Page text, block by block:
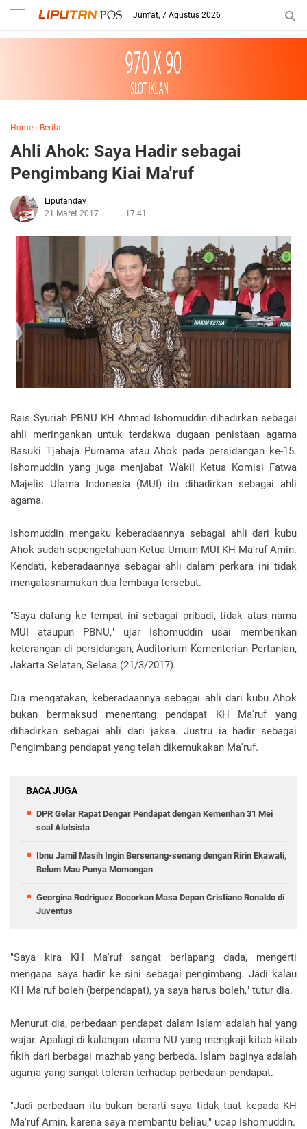
Jum'at, 7 Agustus 2026
Home › Berita
Ahli Ahok: Saya Hadir sebagai
Pengimbang Kiai Ma'ruf
Liputanday
21 Maret 2017
17:41
Rais Syuriah PBNU KH Ahmad Ishomuddin dihadirkan sebagai
ahli meringankan untuk terdakwa dugaan penistaan agama
Basuki Tjahaja Purnama atau Ahok pada persidangan ke-15.
Ishomuddin yang juga menjabat Wakil Ketua Komisi Fatwa
Majelis Ulama Indonesia (MUI) itu dihadirkan sebagai ahli
agama.
Ishomuddin mengaku keberadaannya sebagai ahli dari kubu
Ahok sudah sepengetahuan Ketua Umum MUI KH Ma'ruf Amin.
Kendati, keberadaannya sebagai ahli dalam perkara ini tidak
mengatasnamakan dua lembaga tersebut.
"Saya datang ke tempat ini sebagai pribadi, tidak atas nama
MUI ataupun PBNU," ujar Ishomuddin usai memberikan
keterangan di persidangan, Auditorium Kementerian Pertanian,
Jakarta Selatan, Selasa (21/3/2017).
Dia mengatakan, keberadaannya sebagai ahli dari kubu Ahok
bukan bermaksud menentang pendapat KH Ma'ruf yang
dihadirkan sebagai ahli dari jaksa. Justru ia hadir sebagai
Pengimbang pendapat yang telah dikemukakan Ma'ruf.
BACA JUGA
DPR Gelar Rapat Dengar Pendapat dengan Kemenhan 31 Mei
soal Alutsista
Ibnu Jamil Masih Ingin Bersenang-senang dengan Ririn Ekawati,
Belum Mau Punya Momongan
Georgina Rodriguez Bocorkan Masa Depan Cristiano Ronaldo di
Juventus
"Saya kira KH Ma'ruf sangat berlapang dada, mengerti
mengapa saya hadir ke sini sebagai pengimbang. Jadi kalau
KH Ma'ruf boleh (berpendapat), ya saya harus boleh," tutur dia.
Menurut dia, perbedaan pendapat dalam Islam adalah hal yang
wajar. Apalagi di kalangan ulama NU yang mengkaji kitab-kitab
fikih dari berbagai mazhab yang berbeda. Islam baginya adalah
agama yang sangat toleran terhadap perbedaan pendapat.
"Jadi perbedaan itu bukan berarti saya tidak taat kepada KH
Ma'ruf Amin, karena saya membantu beliau," ucap Ishomuddin.